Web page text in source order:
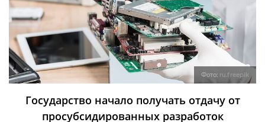
Фото: ru.freepik
Государство начало получать отдачу от
просубсидированных разработок